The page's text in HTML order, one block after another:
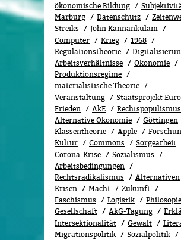
ökonomische Bildung
Marburg
Datenschutz
Streiks
John Kannankulam
Computer
Krieg
1968
Regulationstheorie
Arbeitsverhältnisse
Ökonomie
Produktionsregime
materialistische Theorie
Veranstaltung
Staatsprojekt
Frieden
AkE
Rechtspopulismus
Alternative Ökonomie
Göttingen
Klassentheorie
Apple
Kultur
Commons
Sorgearbeit
Corona-Krise
Sozialismus
Arbeitsbedingungen
Rechtsradikalismus
Alternativen
Krisen
Macht
Zukunft
Faschismus
Logistik
Philosopie
Gesellschaft
AkG-Tagung
Intersektionalität
Gewalt
Migrationspolitik
Sozi­al­po­li­tik